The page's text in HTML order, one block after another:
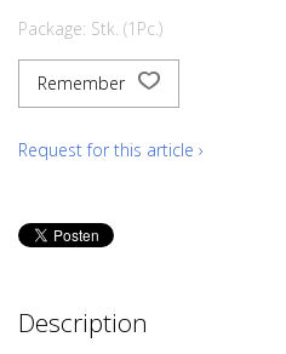
Package: Stk. (1Pc.)
Remember
Request for this article ›
Description